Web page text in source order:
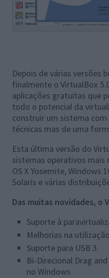
Depois de várias versões
finalmente o VirtualBox
aplicações gratuitas que
todo o potencial da
construir um sistema
técnicas mas de uma
Esta última versão do
sistemas operativos mais
OS X Yosemite, Windows
Solaris e várias
Das muitas novidades, o
Suporte à
Melhorias na
Suporte para USB 3.
Bi-Direcional Drag
no Windows